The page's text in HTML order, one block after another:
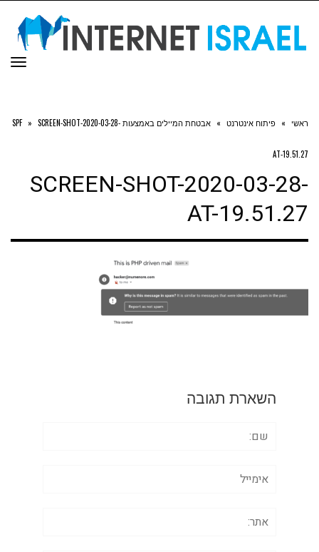
ראשי » פיתוח אינטרנט » אבטחת המיילים באמצעות SPF » SCREEN-SHOT-2020-03-28-
AT-19.51.27
SCREEN-SHOT-2020-03-28-
AT-19.51.27
השארת תגובה